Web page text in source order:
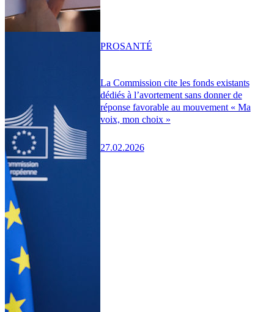
La Commission cite les fonds existants
dédiés à l’avortement sans donner de
réponse favorable au mouvement « Ma
voix, mon choix »
27.02.2026
PROSANTÉ